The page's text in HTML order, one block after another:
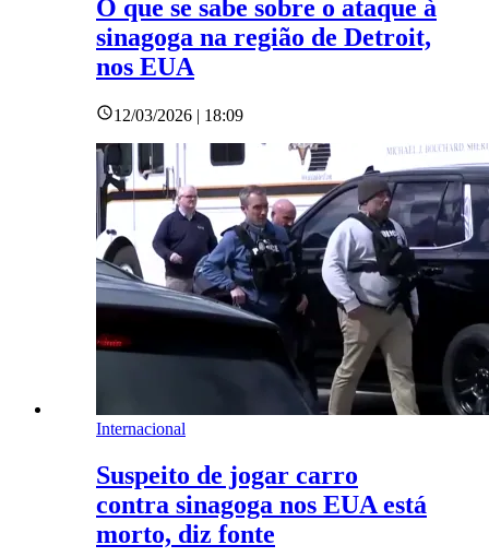
O que se sabe sobre o ataque à
sinagoga na região de Detroit,
nos EUA
12/03/2026 | 18:09
Internacional
Suspeito de jogar carro
contra sinagoga nos EUA está
morto, diz fonte